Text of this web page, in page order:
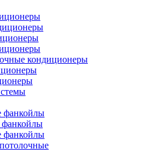
кондиционеры
фанкойлы
фанкойлы
фанкойлы